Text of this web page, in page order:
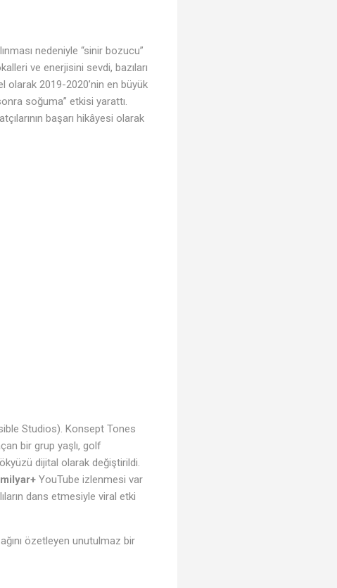
nedeniyle “sinir bozucu”
ve enerjisini sevdi, bazıları
olarak 2019-2020’nin en büyük
soğuma” etkisi yarattı.
başarı hikâyesi olarak
Studios). Konsept Tones
bir grup yaşlı, golf
dijital olarak değiştirildi.
YouTube izlenmesi var
dans etmesiyle viral etki
özetleyen unutulmaz bir